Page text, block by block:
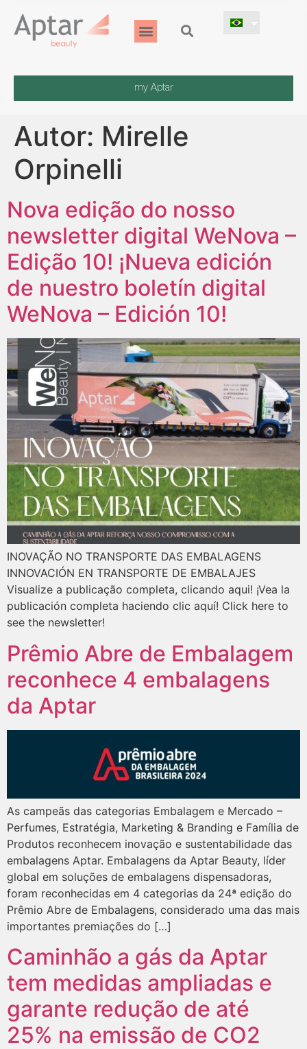
my Aptar
Autor: Mirelle
Orpinelli
Nova edição do nosso
newsletter digital WeNova –
Edição 10! ¡Nueva edición
de nuestro boletín digital
WeNova – Edición 10!
INOVAÇÃO NO TRANSPORTE DAS EMBALAGENS
INNOVACIÓN EN TRANSPORTE DE EMBALAJES
Visualize a publicação completa, clicando aqui! ¡Vea la
publicación completa haciendo clic aquí! Click here to
see the newsletter!
Prêmio Abre de Embalagem
reconhece 4 embalagens
da Aptar
As campeãs das categorias Embalagem e Mercado –
Perfumes, Estratégia, Marketing & Branding e Família de
Produtos reconhecem inovação e sustentabilidade das
embalagens Aptar. Embalagens da Aptar Beauty, líder
global em soluções de embalagens dispensadoras,
foram reconhecidas em 4 categorias da 24ª edição do
Prêmio Abre de Embalagens, considerado uma das mais
importantes premiações do […]
Caminhão a gás da Aptar
tem medidas ampliadas e
garante redução de até
25% na emissão de CO2